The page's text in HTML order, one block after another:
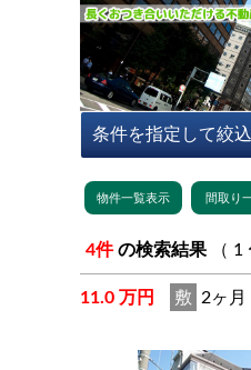
4件 の検索結果
11.0 万円 敷 2ヶ月